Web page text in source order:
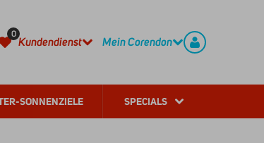
0
Kundendienst Mein Corendon
SONNENZIELE SPECIALS